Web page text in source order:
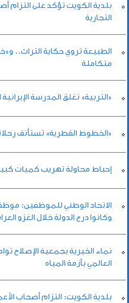
بلدية الكويت تؤكد على
التجارية
متكاملة
«التربية» تغلق المدرسة
«الخطوط القطرية» تستأنف
إحباط محاولة تهريب كميات
الاتحاد الوطني للموظفين:
وكانوا درع الدولة خلال الغزو
نماء الخيرية بجمعية الإصلاح
العالمي بأزمة المياه
بلدية الكويت: التزام أصحاب